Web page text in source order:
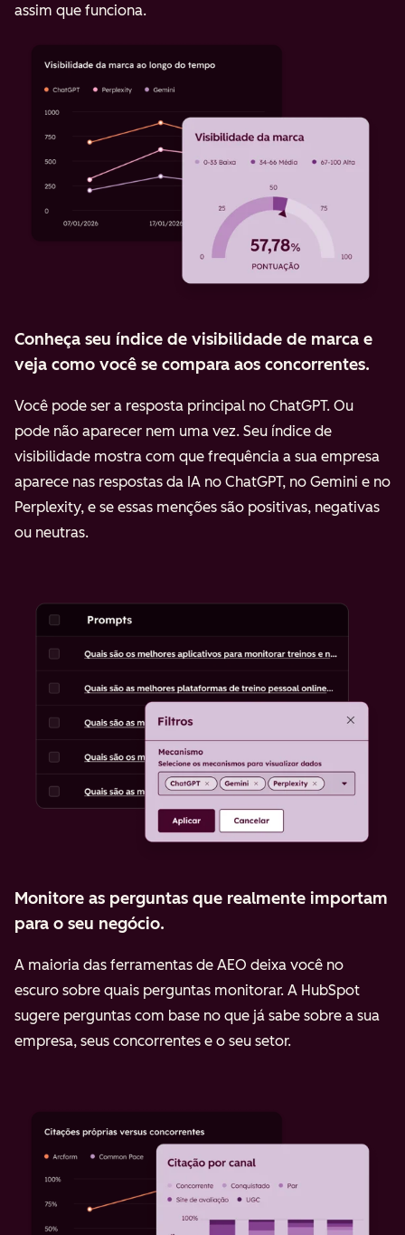
assim que funciona.
Conheça seu índice de visibilidade de marca e
veja como você se compara aos concorrentes.
Você pode ser a resposta principal no ChatGPT. Ou
pode não aparecer nem uma vez. Seu índice de
visibilidade mostra com que frequência a sua empresa
aparece nas respostas da IA no ChatGPT, no Gemini e no
Perplexity, e se essas menções são positivas, negativas
ou neutras.
Monitore as perguntas que realmente importam
para o seu negócio.
A maioria das ferramentas de AEO deixa você no
escuro sobre quais perguntas monitorar. A HubSpot
sugere perguntas com base no que já sabe sobre a sua
empresa, seus concorrentes e o seu setor.